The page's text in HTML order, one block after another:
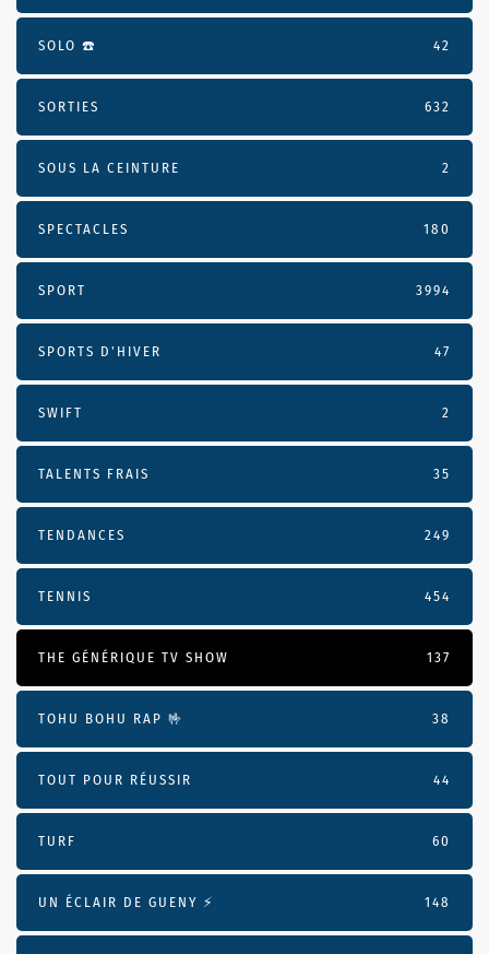
SOLO ☎️ 42
SORTIES 632
SOUS LA CEINTURE 2
SPECTACLES 180
SPORT 3994
SPORTS D'HIVER 47
SWIFT 2
TALENTS FRAIS 35
TENDANCES 249
TENNIS 454
THE GÉNÉRIQUE TV SHOW 137
TOHU BOHU RAP 🤟 38
TOUT POUR RÉUSSIR 44
TURF 60
UN ÉCLAIR DE GUENY ⚡️ 148